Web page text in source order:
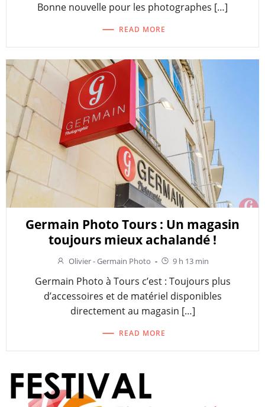
Bonne nouvelle pour les photographes […]
READ MORE
Germain Photo Tours : Un magasin
toujours mieux achalandé !
Olivier - Germain Photo - 9 h 13 min
Germain Photo à Tours c’est : Toujours plus
d’accessoires et de matériel disponibles
directement au magasin […]
READ MORE